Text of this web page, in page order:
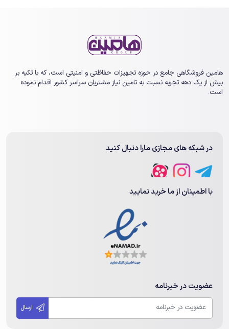
هامین فروشگاهی جامع در حوزه تجهیزات حفاظتی و امنیتی است، که با تکیه بر
بیش از یک ‏دهه تجربه نسبت به تامین نیاز مشتریان سراسر کشور اقدام نموده
است.
در شبکه های مجازی مارا دنبال کنید
با اطمینان از ما خرید نمایید
عضویت در خبرنامه